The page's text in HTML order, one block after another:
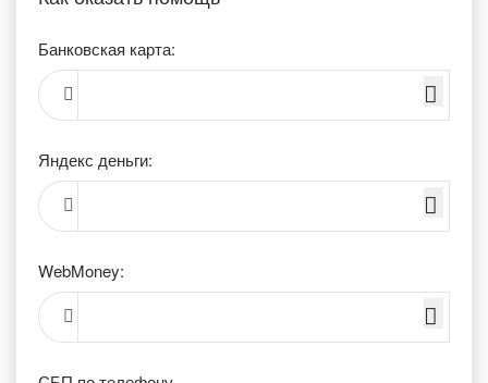
Банковская карта:
Яндекс деньги:
WebMoney: